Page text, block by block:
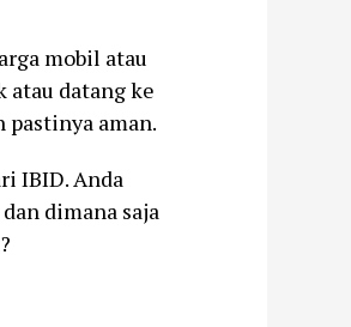
mobil atau
datang ke
pastinya aman.
IBID. Anda
dimana saja